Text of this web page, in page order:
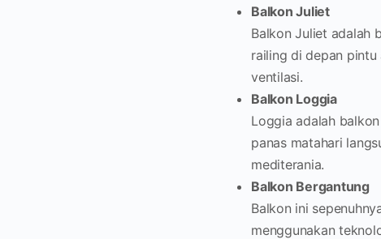
Balkon Juliet
Balkon Juliet adalah
railing di depan
ventilasi.
Balkon Loggia
Loggia adalah
panas matahari
mediterania.
Balkon Bergantung
Balkon ini
menggunakan